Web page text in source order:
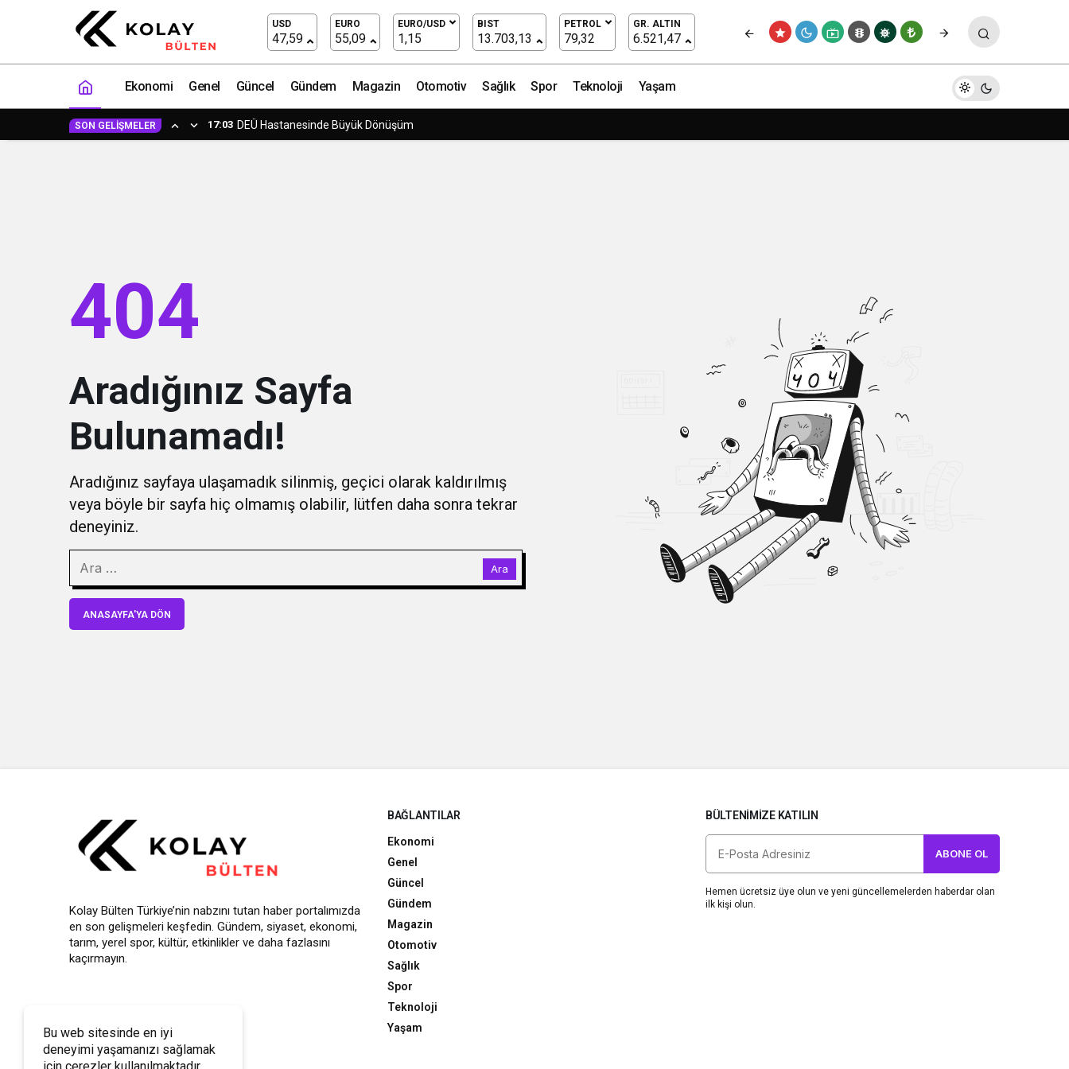
USD
47,59
EURO
55,09
EURO/USD
1,15
BIST
13.703,13
PETROL
79,32
GR. ALTIN
6.521,47
Ekonomi Genel Güncel Gündem Magazin Otomotiv Sağlık Spor Teknoloji Yaşam
SON GELIŞMELER 17:03 DEÜ Hastanesinde Büyük Dönüşüm
404
Aradığınız Sayfa
Bulunamadı!
Aradığınız sayfaya ulaşamadık silinmiş, geçici olarak kaldırılmış
veya böyle bir sayfa hiç olmamış olabilir, lütfen daha sonra tekrar
deneyiniz.
ANASAYFA'YA DÖN
Bu web sitesinde en iyi
deneyimi yaşamanızı sağlamak
Kolay Bülten Türkiye’nin nabzını tutan haber portalımızda
en son gelişmeleri keşfedin. Gündem, siyaset, ekonomi,
tarım, yerel spor, kültür, etkinlikler ve daha fazlasını
kaçırmayın.
BAĞLANTILAR
Ekonomi
Genel
Güncel
Gündem
Magazin
Otomotiv
Sağlık
Spor
Teknoloji
Yaşam
BÜLTENIMIZE KATILIN
ABONE OL
Hemen ücretsiz üye olun ve yeni güncellemelerden haberdar olan
ilk kişi olun.